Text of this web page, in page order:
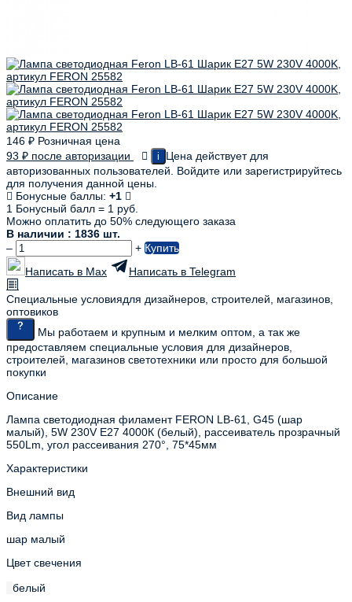
146 ₽ Розничная цена
93 ₽ после авторизации i
Цена действует для
авторизованных пользователей. Войдите или зарегистрируйтесь
для получения данной цены.
Бонусные баллы: +1
1 Бонусный балл = 1 руб.
Можно оплатить до 50% следующего заказа
В наличии : 1836 шт.
–
+ Купить
Написать в Max
Написать в Telegram
Специальные условиядля дизайнеров, строителей, магазинов,
оптовиков
Мы работаем и крупным и мелким оптом, а так же
предоставляем специальные условия для дизайнеров,
строителей, магазинов светотехники или просто для большой
покупки
Описание
Лампа светодиодная филамент FERON LB-61, G45 (шар
малый), 5W 230V E27 4000К (белый), рассеиватель прозрачный
550Lm, угол рассеивания 270°, 75*45мм
Характеристики
Внешний вид
Вид лампы
шар малый
Цвет свечения
белый